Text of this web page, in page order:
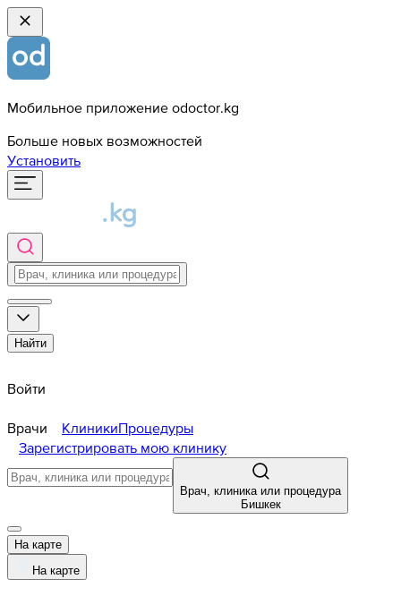
Мобильное приложение odoctor.kg
Больше новых возможностей
Установить
Найти
Войти
Врачи КлиникиПроцедуры
Зарегистрировать мою клинику
Врач, клиника или процедура
Бишкек
На карте
На карте